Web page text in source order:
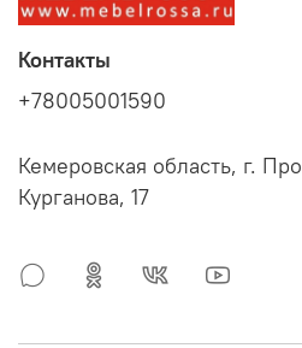
Контакты
+78005001590
Кемеровская область, г.
Курганова, 17